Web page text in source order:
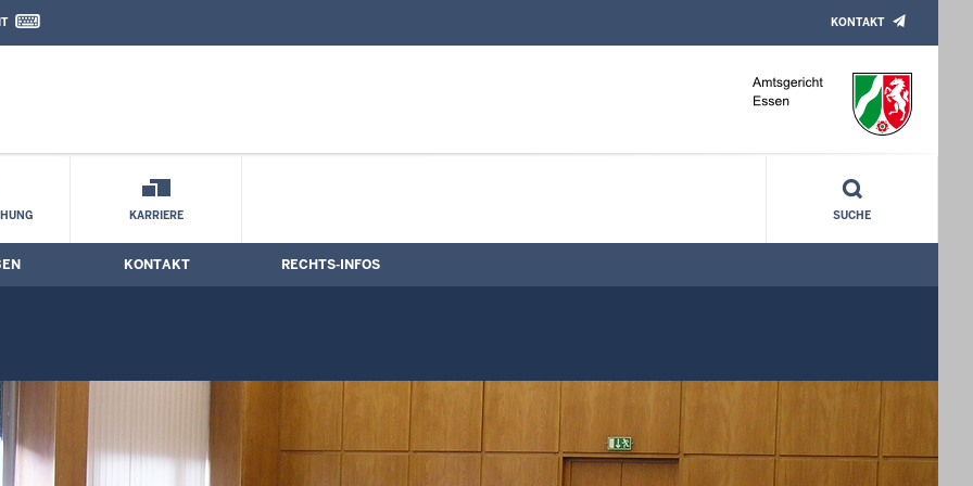
Kontaktformular
KONTAKT
KARRIERE SUCHE
KONTAKT RECHTS-INFOS